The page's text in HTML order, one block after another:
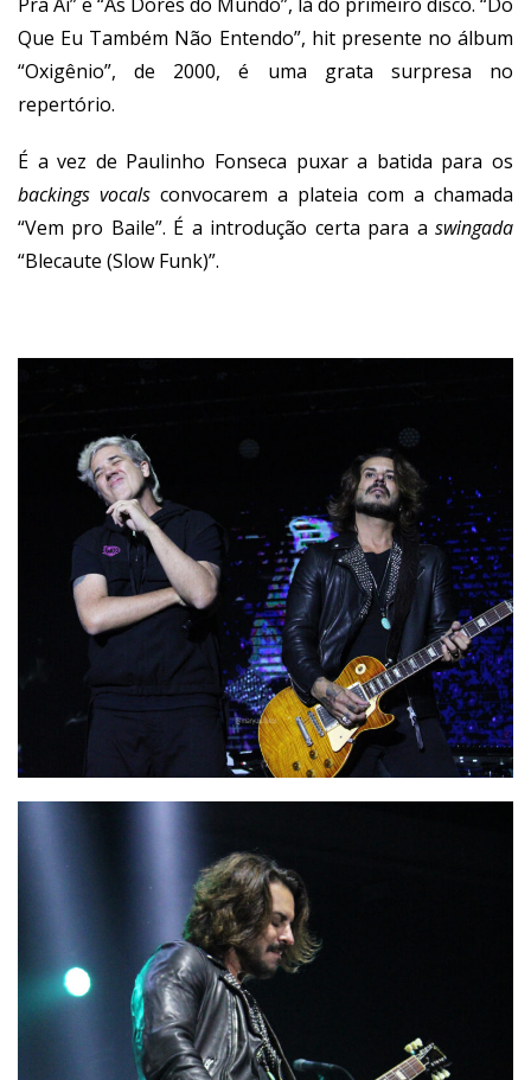
Que Eu Também Não Entendo”, hit presente no álbum
“Oxigênio”, de 2000, é uma grata surpresa no
repertório.
É a vez de Paulinho Fonseca puxar a batida para os
backings vocals convocarem a plateia com a chamada
“Vem pro Baile”. É a introdução certa para a swingada
“Blecaute (Slow Funk)”.